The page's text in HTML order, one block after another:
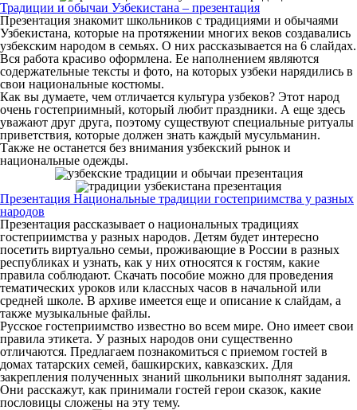
Традиции и обычаи Узбекистана – презентация
Презентация знакомит школьников с традициями и обычаями
Узбекистана, которые на протяжении многих веков создавались
узбекским народом в семьях. О них рассказывается на 6 слайдах.
Вся работа красиво оформлена. Ее наполнением являются
содержательные тексты и фото, на которых узбеки нарядились в
свои национальные костюмы.
Как вы думаете, чем отличается культура узбеков? Этот народ
очень гостеприимный, который любит праздники. А еще здесь
уважают друг друга, поэтому существуют специальные ритуалы
приветствия, которые должен знать каждый мусульманин.
Также не останется без внимания узбекский рынок и
национальные одежды.
Презентация Национальные традиции гостеприимства у разных
народов
Презентация рассказывает о национальных традициях
гостеприимства у разных народов. Детям будет интересно
посетить виртуально семьи, проживающие в России в разных
республиках и узнать, как у них относятся к гостям, какие
правила соблюдают. Скачать пособие можно для проведения
тематических уроков или классных часов в начальной или
средней школе. В архиве имеется еще и описание к слайдам, а
также музыкальные файлы.
Русское гостеприимство известно во всем мире. Оно имеет свои
правила этикета. У разных народов они существенно
отличаются. Предлагаем познакомиться с приемом гостей в
домах татарских семей, башкирских, кавказских. Для
закрепления полученных знаний школьники выполнят задания.
Они расскажут, как принимали гостей герои сказок, какие
пословицы сложены на эту тему.